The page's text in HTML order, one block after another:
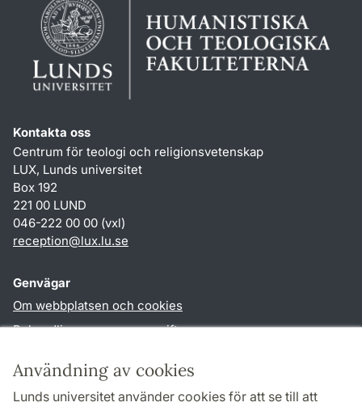
Användning av cookies
Lunds universitet använder cookies för att se till att
Kontakta oss
Centrum för teologi och religionsvetenskap
LUX, Lunds universitet
Box 192
221 00 LUND
046-222 00 00 (vxl)
reception@lux.lu.se
Genvägar
Om webbplatsen och cookies
Behandling av personuppgifter
TYPO3-login